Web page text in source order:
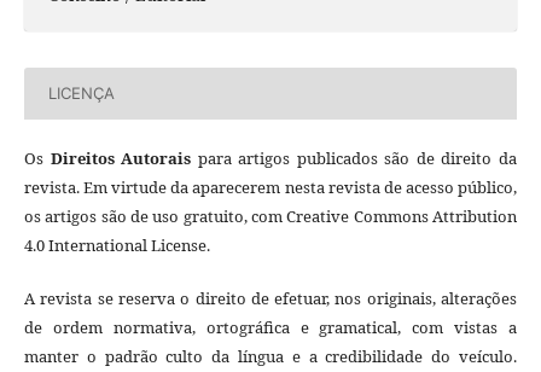
LICENÇA
Os Direitos Autorais para artigos publicados são de direito da
revista. Em virtude da aparecerem nesta revista de acesso público,
os artigos são de uso gratuito, com Creative Commons Attribution
4.0 International License.
A revista se reserva o direito de efetuar, nos originais, alterações
de ordem normativa, ortográfica e gramatical, com vistas a
manter o padrão culto da língua e a credibilidade do veículo.